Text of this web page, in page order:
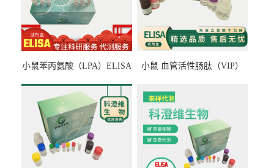
小鼠苯丙氨酸（LPA）ELISA
小鼠 血管活性肠肽（VIP）